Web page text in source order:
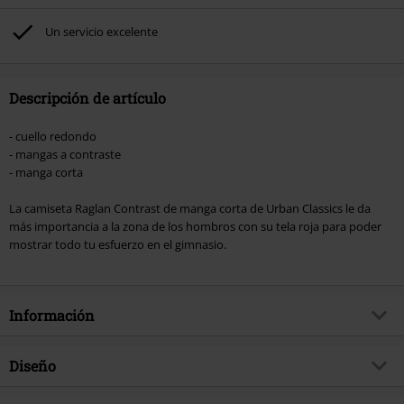
Rammstein, (Till) Lindemann, Böhse Onkelz, Broilers, Die Ärzte, Die Toten
Hosen, Metality, Funko Pop!, vales regalo y artículos que incluyan una
Un servicio excelente
Descripción de artículo
- cuello redondo
- mangas a contraste
- manga corta
La camiseta Raglan Contrast de manga corta de Urban Classics le da
más importancia a la zona de los hombros con su tela roja para poder
mostrar todo tu esfuerzo en el gimnasio.
Información
Artículo no.
Diseño